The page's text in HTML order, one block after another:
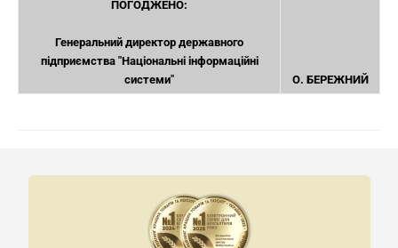
ПОГОДЖЕНО:
Генеральний директор державного
підприємства "Національні інформаційні
системи"
О. БЕРЕЖНИЙ